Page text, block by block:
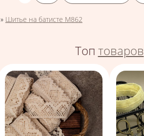
» Шитье на батисте М862
Топ товаров